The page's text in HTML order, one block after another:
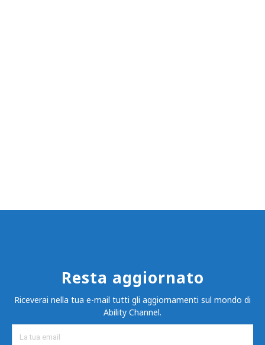
Resta aggiornato
Riceverai nella tua e-mail tutti gli aggiornamenti sul mondo di
Ability Channel.